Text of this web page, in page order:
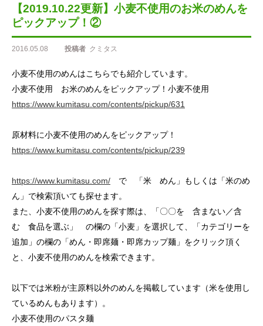
【2019.10.22更新】小麦不使用のお米のめんを
ピックアップ！②
2016.05.08 投稿者 クミタス
小麦不使用のめんはこちらでも紹介しています。
小麦不使用 お米のめんをピックアップ！小麦不使用
https://www.kumitasu.com/contents/pickup/631
原材料に小麦不使用のめんをピックアップ！
https://www.kumitasu.com/contents/pickup/239
https://www.kumitasu.com/ で 「米 めん」もしくは「米のめ
ん」で検索頂いても探せます。
また、小麦不使用のめんを探す際は、「〇〇を 含まない／含
む 食品を選ぶ」 の欄の「小麦」を選択して、「カテゴリーを
追加」の欄の「めん・即席麺・即席カップ麺」をクリック頂く
と、小麦不使用のめんを検索できます。
以下では米粉が主原料以外のめんを掲載しています（米を使用し
ているめんもあります）。
小麦不使用のパスタ麺